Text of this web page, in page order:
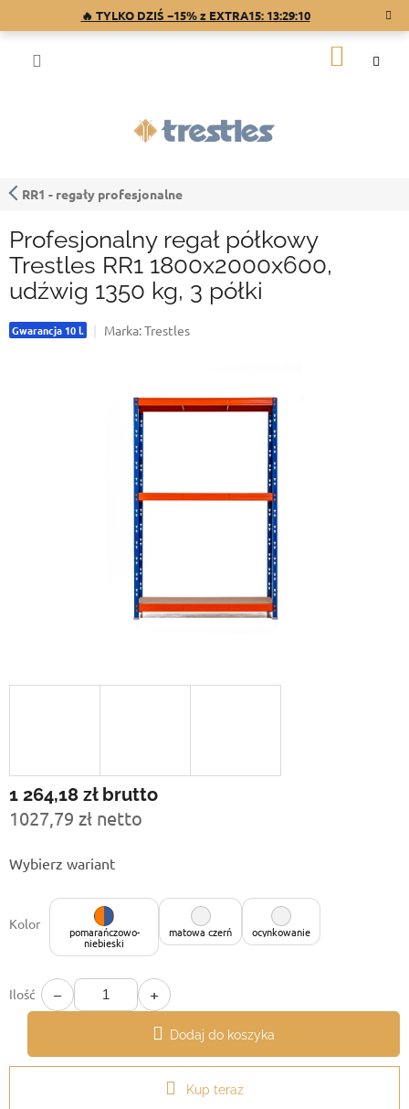
🔥 TYLKO DZIŚ −15% z EXTRA15: 13:29:09
RR1 - regały profesjonalne
Profesjonalny regał półkowy
Trestles RR1 1800x2000x600,
udźwig 1350 kg, 3 półki
Gwarancja 10 l. Marka:Trestles
1 264,18 złbrutto
1027,79 zł netto
jednostkowa:
Wybierz wariant
Kolor pomarańczowo-
niebieski
matowa czerń ocynkowanie
Ilość − +
Dodaj do koszyka
Kup teraz